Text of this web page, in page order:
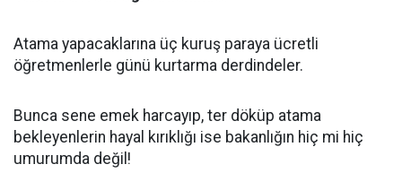
Atama yapacaklarına üç kuruş paraya ücretli
öğretmenlerle günü kurtarma derdindeler.
Bunca sene emek harcayıp, ter döküp atama
bekleyenlerin hayal kırıklığı ise bakanlığın hiç mi hiç
umurumda değil!